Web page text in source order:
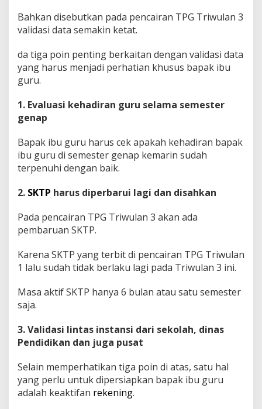
a
n
J
l
a
e
a
i
a
T
G
w
u
a
u
l
S
e
p
Bahkan disebutkan pada pencairan TPG Triwulan 3
validasi data semakin ketat.
da tiga poin penting berkaitan dengan validasi data
yang harus menjadi perhatian khusus bapak ibu
guru.
1. Evaluasi kehadiran guru selama semester
genap
Bapak ibu guru harus cek apakah kehadiran bapak
ibu guru di semester genap kemarin sudah
terpenuhi dengan baik.
2. SKTP harus diperbarui lagi dan disahkan
Pada pencairan TPG Triwulan 3 akan ada
pembaruan SKTP.
Karena SKTP yang terbit di pencairan TPG Triwulan
1 lalu sudah tidak berlaku lagi pada Triwulan 3 ini.
Masa aktif SKTP hanya 6 bulan atau satu semester
saja.
3. Validasi lintas instansi dari sekolah, dinas
Pendidikan dan juga pusat
Selain memperhatikan tiga poin di atas, satu hal
yang perlu untuk dipersiapkan bapak ibu guru
adalah keaktifan rekening.